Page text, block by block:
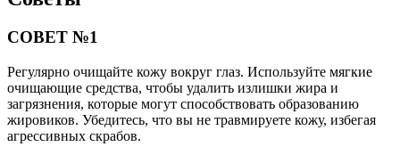
СОВЕТ №1
Регулярно очищайте кожу вокруг глаз. Используйте мягкие
очищающие средства, чтобы удалить излишки жира и
загрязнения, которые могут способствовать образованию
жировиков. Убедитесь, что вы не травмируете кожу, избегая
агрессивных скрабов.